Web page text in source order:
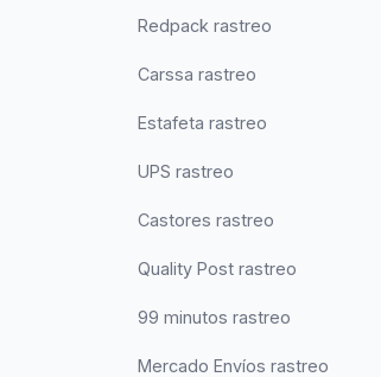
Redpack rastreo
Carssa rastreo
Estafeta rastreo
UPS rastreo
Castores rastreo
Quality Post rastreo
99 minutos rastreo
Mercado Envíos rastreo